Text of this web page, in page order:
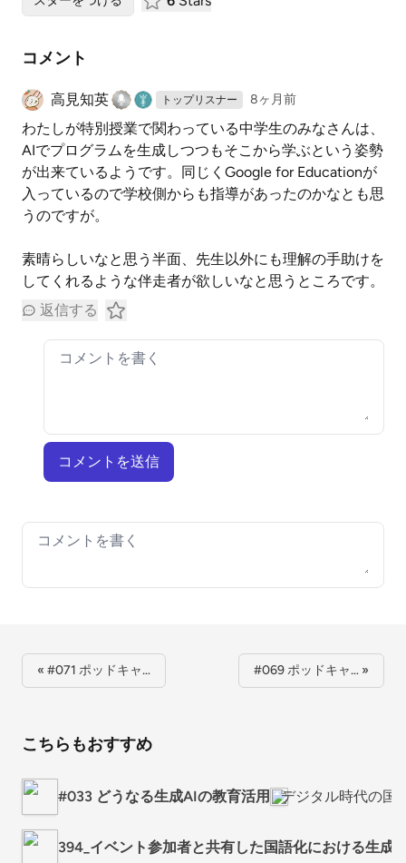
コメント
高見知英 トップリスナー 8ヶ月前
わたしが特別授業で関わっている中学生のみなさんは、
AIでプログラムを生成しつつもそこから学ぶという姿勢
が出来ているようです。同じくGoogle for Educationが
入っているので学校側からも指導があったのかなとも思
うのですが。
素晴らしいなと思う半面、先生以外にも理解の手助けを
してくれるような伴走者が欲しいなと思うところです。
返信する
コメントを送信
Your comment
« #071 ポッドキャ… #069 ポッドキャ… »
こちらもおすすめ
#033 どうなる生成AIの教育活用 デジタル時代の国
394_イベント参加者と共有した国語化における生成